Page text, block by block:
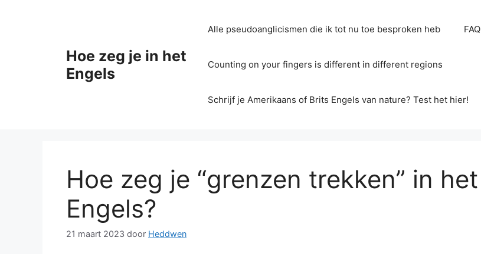
Hoe zeg je in het
Engels
Alle pseudoanglicismen die ik tot nu toe besproken heb FAQ
Counting on your fingers is different in different regions
Schrijf je Amerikaans of Brits Engels van nature? Test het hier!
Hoe zeg je “grenzen trekken” in het
Engels?
21 maart 2023 door Heddwen